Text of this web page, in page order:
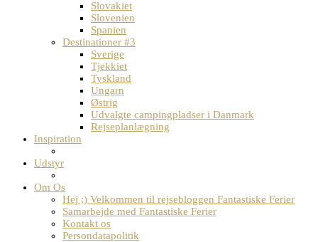
Slovakiet
Slovenien
Spanien
Destinationer #3
Sverige
Tjekkiet
Tyskland
Ungarn
Østrig
Udvalgte campingpladser i Danmark
Rejseplanlægning
Inspiration
Udstyr
Om Os
Hej ;) Velkommen til rejsebloggen Fantastiske Ferier
Samarbejde med Fantastiske Ferier
Kontakt os
Persondatapolitik